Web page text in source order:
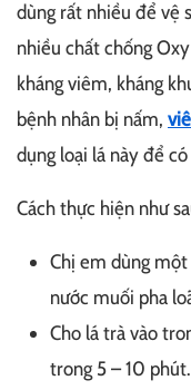
dùng rất nhiều để vệ
nhiều chất chống
kháng viêm, kháng
bệnh nhân bị nấm,
dụng loại lá này để
Cách thực hiện như
Chị em dùng
nước muối pha
Cho lá trà vào
trong 5 – 10 phút.